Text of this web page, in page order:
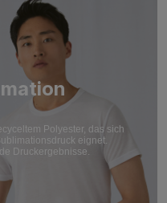
Polyester, das sich
eignet.
Druckergebnisse.